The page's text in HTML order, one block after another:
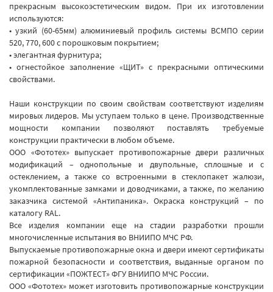
прекрасным высокоэстетическим видом. При их изготовлении
используются:
• узкий (60-65мм) алюминиевый профиль системы ВСМПО серии
520, 770, 600 с порошковым покрытием;
• элегантная фурнитура;
• огнестойкое заполнение «ЩИТ» с прекрасными оптическими
свойствами.
Наши конструкции по своим свойствам соответствуют изделиям
мировых лидеров. Мы уступаем только в цене. Производственные
мощности компании позволяют поставлять требуемые
конструкции практически в любом объеме.
ООО «Фототех» выпускает противопожарные двери различных
модификаций – однопольные и двупольные, сплошные и с
остеклением, а также со встроенными в стеклопакет жалюзи,
укомплектованные замками и доводчиками, а также, по желанию
заказчика системой «Антипаника». Окраска конструкций – по
каталогу RAL.
Все изделия компании еще на стадии разработки прошли
многочисленные испытания во ВНИИПО МЧС РФ.
Выпускаемые противопожарные окна и двери имеют сертификаты
пожарной безопасности и соответствия, выданные органом по
сертификации «ПОЖТЕСТ» ФГУ ВНИИПО МЧС России.
ООО «Фототех» может изготовить противопожарные конструкции